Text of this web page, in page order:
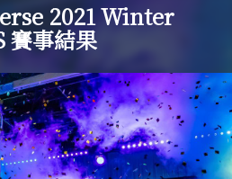
2021 Winter
賽事結果